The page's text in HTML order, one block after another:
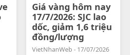
Giá vàng hôm nay
17/7/2026: SJC lao
dốc, giảm 1,6 triệu
đồng/lượng
VietNhanWeb - 17/07/2026